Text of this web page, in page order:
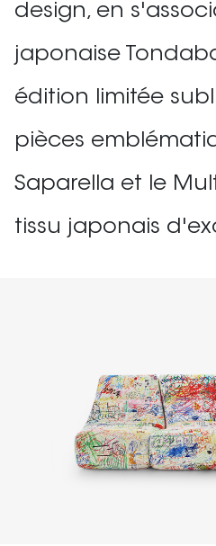
design, en
japonaise
édition limitée
pièces
Saparella et le
tissu japonais